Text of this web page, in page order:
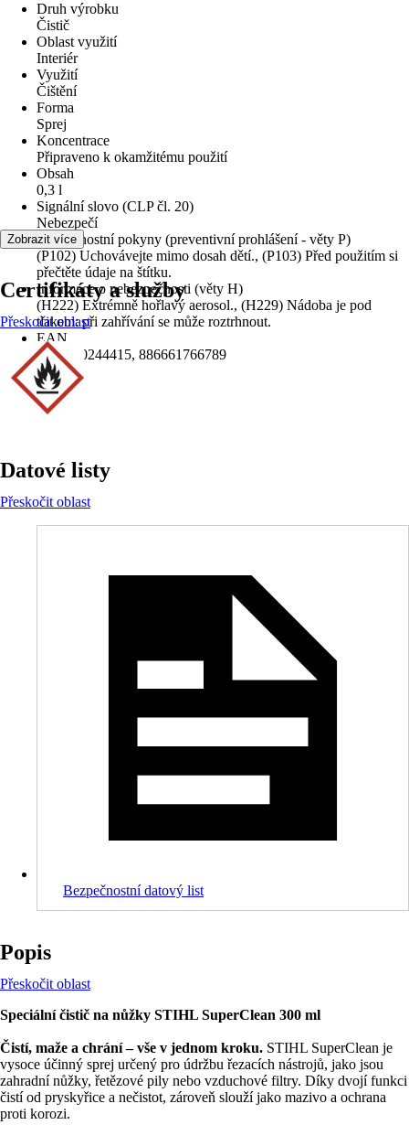
Druh výrobku
Čistič
Oblast využití
Interiér
Využití
Čištění
Forma
Sprej
Koncentrace
Připraveno k okamžitému použití
Obsah
0,3 l
Signální slovo (CLP čl. 20)
Nebezpečí
Bezpečnostní pokyny (preventivní prohlášení - věty P)
(P102) Uchovávejte mimo dosah dětí., (P103) Před použitím si
přečtěte údaje na štítku.
Informace o nebezpečnosti (věty H)
(H222) Extrémně hořlavý aerosol., (H229) Nádoba je pod
tlakem: při zahřívání se může roztrhnout.
EAN
2007010244415, 886661766789
Zobrazit více
Certifikáty a služby
Přeskočit oblast
Datové listy
Přeskočit oblast
Bezpečnostní datový list
Popis
Přeskočit oblast
Speciální čistič na nůžky STIHL SuperClean 300 ml
Čistí, maže a chrání – vše v jednom kroku. STIHL SuperClean je
vysoce účinný sprej určený pro údržbu řezacích nástrojů, jako jsou
zahradní nůžky, řetězové pily nebo vzduchové filtry. Díky dvojí funkci
čistí od pryskyřice a nečistot, zároveň slouží jako mazivo a ochrana
proti korozi.